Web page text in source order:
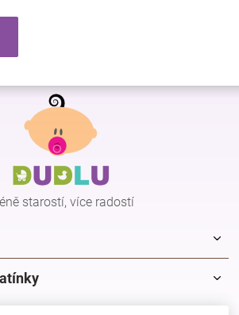
starostí, více radostí